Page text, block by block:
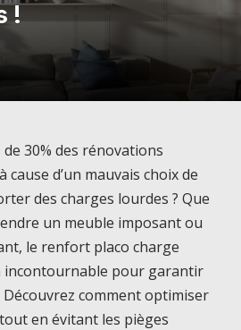
!
30% des rénovations
cause d’un mauvais choix de
des charges lourdes ? Que
un meuble imposant ou
le renfort placo charge
incontournable pour garantir
comment optimiser
en évitant les pièges